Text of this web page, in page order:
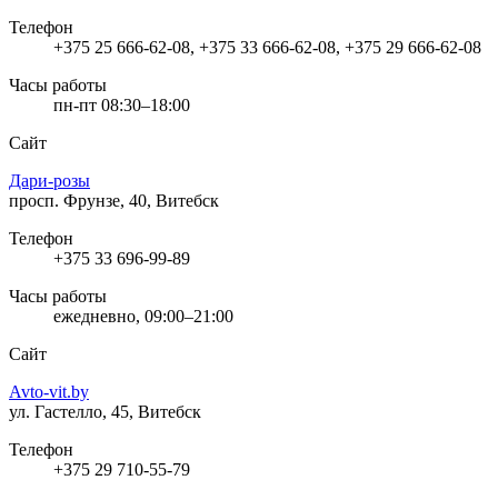
Телефон
+375 25 666-62-08, +375 33 666-62-08, +375 29 666-62-08
Часы работы
пн-пт 08:30–18:00
Сайт
Дари-розы
просп. Фрунзе, 40, Витебск
Телефон
+375 33 696-99-89
Часы работы
ежедневно, 09:00–21:00
Сайт
Avto-vit.by
ул. Гастелло, 45, Витебск
Телефон
+375 29 710-55-79